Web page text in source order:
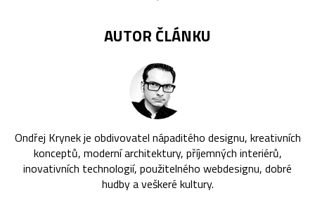
AUTOR ČLÁNKU
Ondřej Krynek je obdivovatel nápaditého designu, kreativních
konceptů, moderní architektury, příjemných interiérů,
inovativních technologií, použitelného webdesignu, dobré
hudby a veškeré kultury.